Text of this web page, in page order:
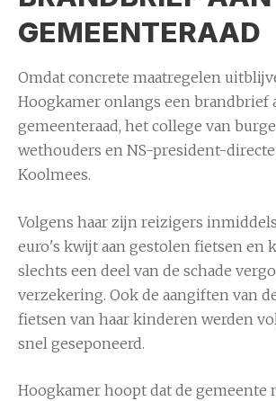
GEMEENTERAAD
Omdat concrete maatregelen
Hoogkamer onlangs een brandbrief
gemeenteraad, het college van
wethouders en NS-president-
Koolmees.
Volgens haar zijn reizigers
euro's kwijt aan gestolen fietsen en
slechts een deel van de schade
verzekering. Ook de aangiften van
fietsen van haar kinderen werden
snel geseponeerd.
Hoogkamer hoopt dat de gemeente